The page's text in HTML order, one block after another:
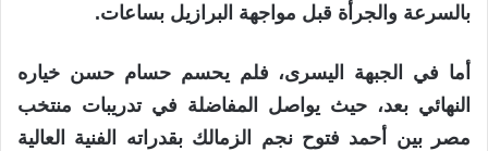
بالسرعة والجرأة قبل مواجهة البرازيل بساعات.
أما في الجبهة اليسرى، فلم يحسم حسام حسن خياره
النهائي بعد، حيث يواصل المفاضلة في تدريبات منتخب
مصر بين أحمد فتوح نجم الزمالك بقدراته الفنية العالية